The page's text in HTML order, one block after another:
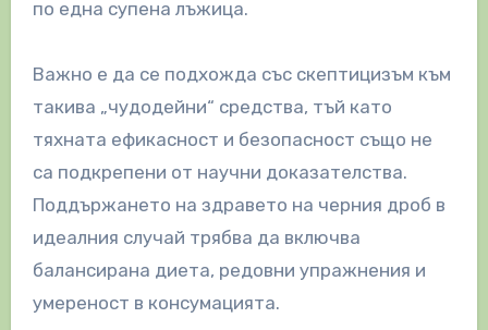
по една супена лъжица.
Важно е да се подхожда със скептицизъм към
такива „чудодейни“ средства, тъй като
тяхната ефикасност и безопасност също не
са подкрепени от научни доказателства.
Поддържането на здравето на черния дроб в
идеалния случай трябва да включва
балансирана диета, редовни упражнения и
умереност в консумацията.